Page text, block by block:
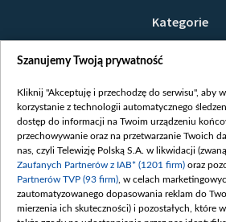
Kategorie
Opinie
Białoruś / Polska
Czytelnia
Centrum Europy
O nas
Kontakt
Szanujemy Twoją prywatność
Kliknij "Akceptuję i przechodzę do serwisu", aby
korzystanie z technologii automatycznego
dostęp do informacji na Twoim urządzeniu
przechowywanie oraz na przetwarzanie Twoich
nas, czyli Telewizję Polską S.A. w likwidacji (zwaną
Zaufanych Partnerów z IAB* (1201 firm) oraz
Partnerów TVP (93 firm) , w celach
zautomatyzowanego dopasowania reklam do
mierzenia ich skuteczności) i pozostałych, które